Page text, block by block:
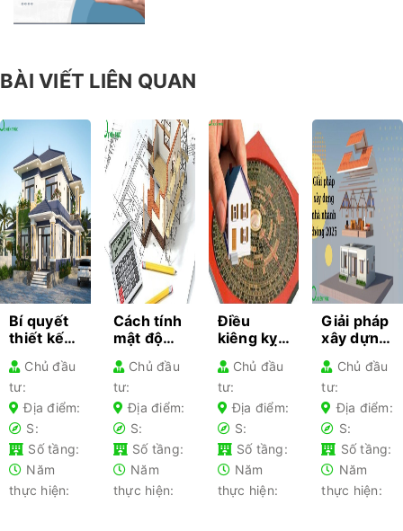
BÀI VIẾT LIÊN QUAN
Bí quyết
thiết kế
cho từng
loại nhà
phổ biến-
Kiến thức
không
thể bỏ lỡ
Chủ đầu
tư:
Địa điểm:
S:
Số tầng:
Năm
thực hiện:
Cách tính
mật độ
– Hướng
dẫn chi
tiết cho
gia chủ
Chủ đầu
tư:
Địa điểm:
S:
Số tầng:
Năm
thực hiện:
Điều
kiêng kỵ
nhà gia
chủ lần
đầu xây
nhà nên
tránh
Chủ đầu
tư:
Địa điểm:
S:
Số tầng:
Năm
thực hiện:
Giải pháp
xây dựng
nhanh
chóng
2025 –
Tối ưu chi
phí
Chủ đầu
tư:
Địa điểm:
S:
Số tầng:
Năm
thực hiện: